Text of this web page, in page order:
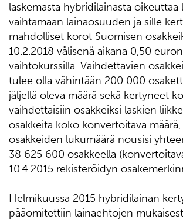
laskemasta hybridilainasta oikeuttaa
vaihtamaan lainaosuuden ja sille
mahdolliset korot Suomisen
10.2.2018 välisenä aikana 0,50 euron
vaihtokurssilla. Vaihdettavien
tulee olla vähintään 200 000
jäljellä oleva määrä sekä kertyneet
vaihdettaisiin osakkeiksi laskien
osakkeita koko konvertoitava
osakkeiden lukumäärä nousisi
38 625 600 osakkeella
10.4.2015 rekisteröidyn
Helmikuussa 2015 hybridilainan
pääomitettiin lainaehtojen